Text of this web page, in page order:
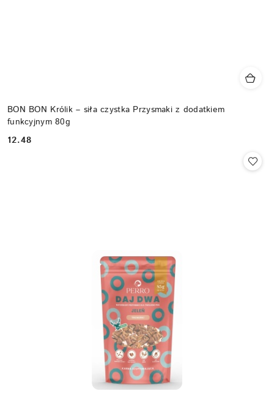
BON BON Królik – siła czystka Przysmaki z dodatkiem
funkcyjnym 80g
Cena:
12.48